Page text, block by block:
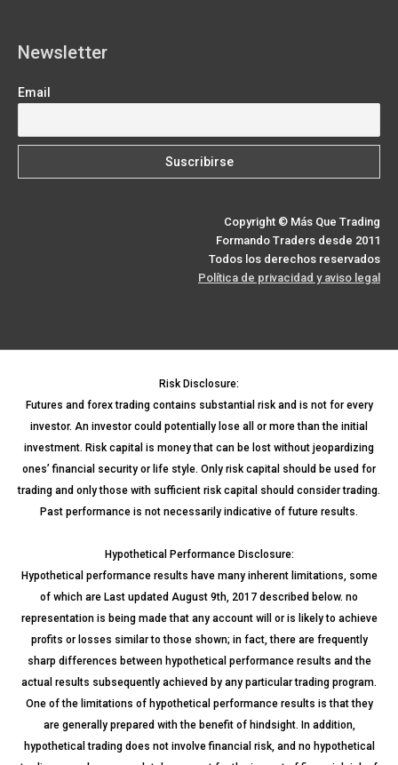
Newsletter
Email
Copyright © Más Que Trading
Formando Traders desde 2011
Todos los derechos reservados
Política de privacidad y aviso legal
Risk Disclosure:
Futures and forex trading contains substantial risk and is not for every
investor. An investor could potentially lose all or more than the initial
investment. Risk capital is money that can be lost without jeopardizing
ones’ financial security or life style. Only risk capital should be used for
trading and only those with sufficient risk capital should consider trading.
Past performance is not necessarily indicative of future results.
Hypothetical Performance Disclosure:
Hypothetical performance results have many inherent limitations, some
of which are Last updated August 9th, 2017 described below. no
representation is being made that any account will or is likely to achieve
profits or losses similar to those shown; in fact, there are frequently
sharp differences between hypothetical performance results and the
actual results subsequently achieved by any particular trading program.
One of the limitations of hypothetical performance results is that they
are generally prepared with the benefit of hindsight. In addition,
hypothetical trading does not involve financial risk, and no hypothetical